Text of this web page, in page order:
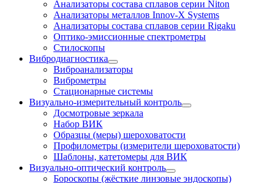
Анализаторы состава сплавов серии Niton
Анализаторы металлов Innov-X Systems
Анализаторы состава сплавов серии Rigaku
Оптико-эмиссионные спектрометры
Стилоскопы
Вибродиагностика
Виброанализаторы
Виброметры
Стационарные системы
Визуально-измерительный контроль
Досмотровые зеркала
Набор ВИК
Образцы (меры) шероховатости
Профилометры (измерители шероховатости)
Шаблоны, катетомеры для ВИК
Визуально-оптический контроль
Бороскопы (жёсткие линзовые эндоскопы)